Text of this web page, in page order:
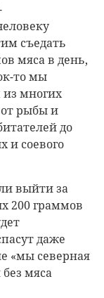
съедать
мяса в день,
то мы
многих
от рыбы и
до
и соевого
выйти за
200 граммов
даже
«мы северная
мяса